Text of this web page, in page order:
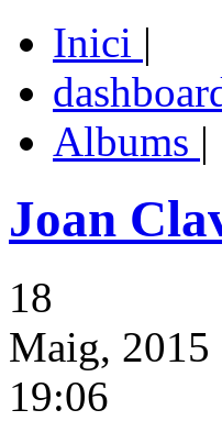
Inici |
Albums |
Joan
18
Maig, 2015
19:06